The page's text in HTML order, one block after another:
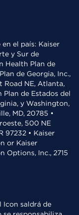
en el país: Kaiser
y Sur de
Health Plan de
de Georgia, Inc.,
Road NE, Atlanta,
de Estados del
y Washington,
MD, 20785 •
500 NE
97232 • Kaiser
or Kaiser
Options, Inc., 2715
saldrá de